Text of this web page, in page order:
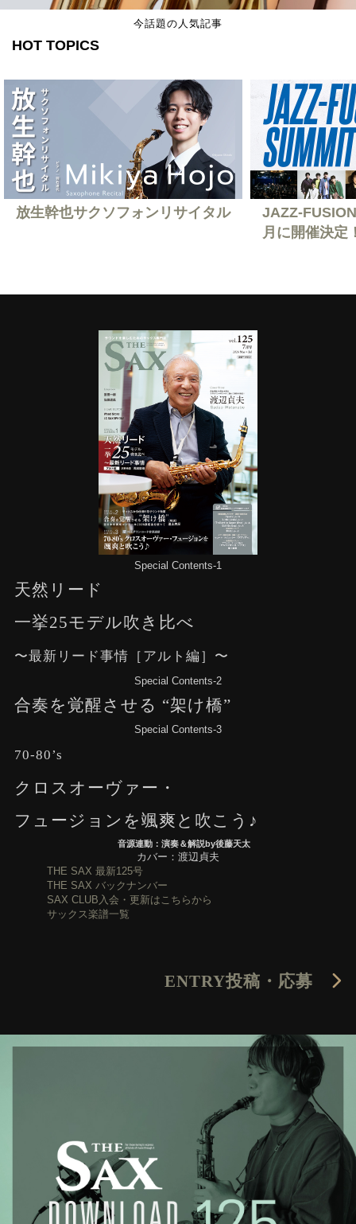
今話題の人気記事
HOT TOPICS
放生幹也サクソフォンリサイタル
JAZZ-
月に開催決定
Special Contents-1
天然リード
一挙25モデル吹き比べ
〜最新リード事情［アルト編］〜
Special Contents-2
合奏を覚醒させる “架け橋”
Special Contents-3
70-80’s
クロスオーヴァー・
フュージョンを颯爽と吹こう♪
音源連動：演奏＆解説by後藤天太
カバー：渡辺貞夫
THE SAX 最新125号
THE SAX バックナンバー
SAX CLUB入会・更新はこちらから
サックス楽譜一覧
ENTRY投稿・応募